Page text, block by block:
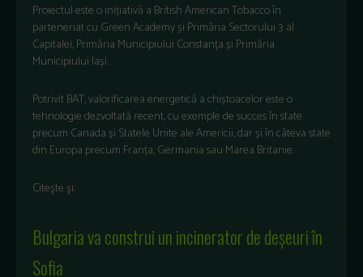
Proiectul este o inițiativă a British American Tobacco în
parteneriat cu Green Academy și Primăria Sectorului 3 al
Capitalei, Primăria Municipiului Constanța și Primăria
Municipiului Iași.
Potrivit BAT, valorificarea energetică a chiștoacelor este o
tehnologie dezvoltată recent, cu exemple de succes în state
precum Canada și Statele Unite ale Americii, dar și în câteva state
din Europa precum Franța, Germania sau Marea Britanie.
Citeşte şi:
Bulgaria va construi un incinerator de deșeuri în
Sofia